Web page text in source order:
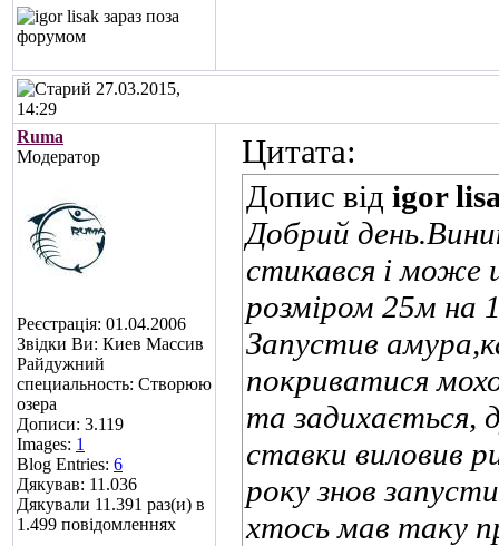
27.03.2015,
14:29
Ruma
Модератор
Реєстрація: 01.04.2006
Звідки Ви: Киев Массив
Райдужний
специальность: Створюю
озера
Дописи: 3.119
Images: 1
Blog Entries: 6
Дякував: 11.036
Дякували 11.391 раз(и) в
1.499 повідомленнях
Цитата:
Допис від igor
Добрий
стикався і
розміром 25м на
Запустив
покриватися
та задихається,
ставки виловив
року знов
хтось мав таку